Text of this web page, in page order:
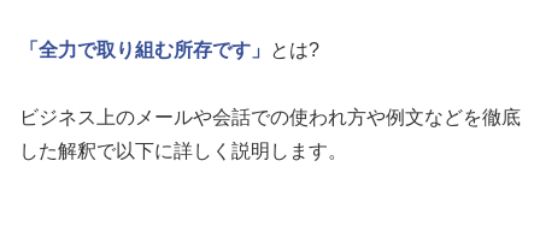
「全力で取り組む所存です」 とは?
ビジネス上のメールや会話での使われ方や例文などを徹底
した解釈で以下に詳しく説明します。